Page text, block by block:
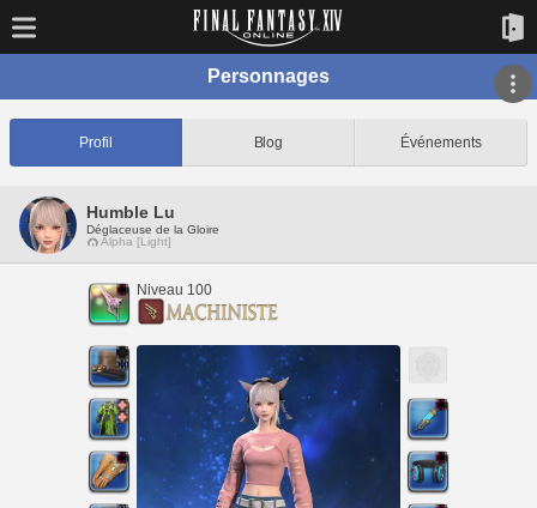
Personnages
Profil Blog Événements
Humble Lu
Déglaceuse de la Gloire
Alpha [Light]
Niveau 100